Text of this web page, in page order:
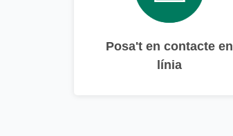
Posa't en contacte en
línia